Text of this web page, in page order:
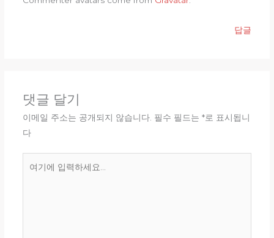
답글
댓글 달기
이메일 주소는 공개되지 않습니다. 필수 필드는 *로 표시됩니
다